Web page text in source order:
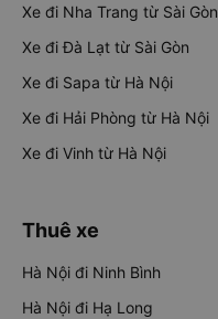
Xe đi Nha Trang từ Sài Gòn
Xe đi Đà Lạt từ Sài Gòn
Xe đi Sapa từ Hà Nội
Xe đi Hải Phòng từ Hà Nội
Xe đi Vinh từ Hà Nội
Thuê xe
Hà Nội đi Ninh Bình
Hà Nội đi Hạ Long